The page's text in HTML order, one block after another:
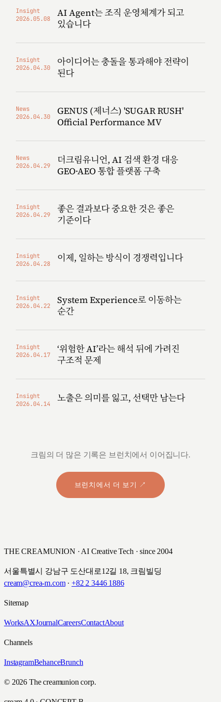
Insight
2026.05.08
AI Agent는 조직 운영체계가 되고
있습니다
Insight
2026.04.30
아이디어는 충돌을 통과해야 전략이
된다
News
2026.04.30
GENUS (제너스) 'SUGAR RUSH'
Official Performance MV
News
2026.04.29
더크림유니언, AI 검색 환경 대응
GEO·AEO 통합 플랫폼 구축
Insight
2026.04.29
좋은 결과보다 중요한 것은 좋은
기준이다
Insight
2026.04.28
이제, 일하는 방식이 경쟁력입니다
Insight
2026.04.22
System Experience로 이동하는
순간
Insight
2026.04.17
‘위험한 AI’라는 해석 뒤에 가려진
구조적 문제
Insight
2026.04.14
노출은 의미를 잃고, 선택만 남는다
크림의 더 많은 기록은 브런치에서 이어집니다.
브런치에서 더 보기 ↗
THE CREAMUNION · AI Creative Tech · since 2004
서울특별시 강남구 도산대로12길 18, 크림빌딩
cream@crea-m.com· +82 2 3446 1886
Sitemap
WorksAXJournalCareersContactAbout
Channels
InstagramBehanceBrunch
© 2026 The creamunion corp.